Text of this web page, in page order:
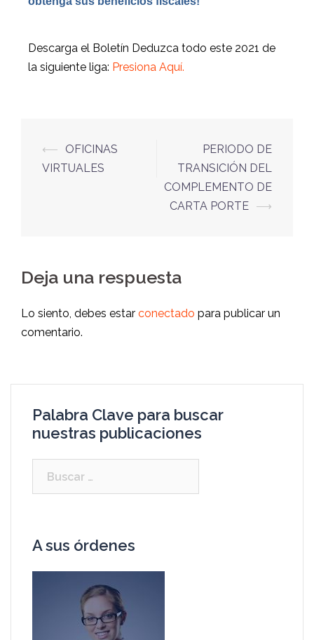
Descarga el Boletín Deduzca todo este 2021 de
la siguiente liga: Presiona Aquí.
⟵
OFICINAS
VIRTUALES
PERIODO DE
TRANSICIÓN DEL
COMPLEMENTO DE
CARTA PORTE ⟶
Deja una respuesta
Lo siento, debes estar conectado para publicar un
comentario.
Palabra Clave para buscar
nuestras publicaciones
A sus órdenes